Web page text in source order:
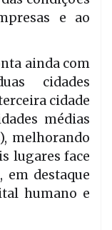
e ao
ainda com
cidades
cidade
médias
melhorando
lugares face
em destaque
humano e